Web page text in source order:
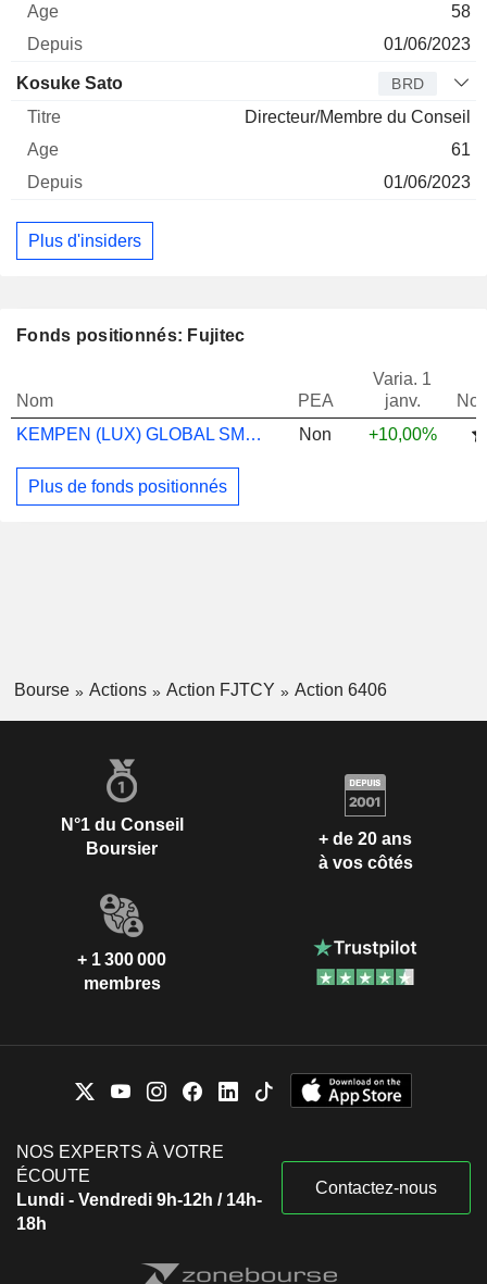
58
01/06/2023
Kosuke Sato BRD
Directeur/Membre du Conseil
61
01/06/2023
Plus d'insiders
Fonds positionnés: Fujitec
Nom PEA
Varia. 1
janv.
KEMPEN (LUX) GLOBAL SMALL-CAP I
Non +10,00%
Plus de fonds positionnés
Bourse Actions Action FJTCY Action 6406
N°1 du Conseil
Boursier
+ de 20 ans
à vos côtés
+ 1 300 000
membres
NOS EXPERTS À VOTRE
ÉCOUTE
Lundi - Vendredi 9h-12h / 14h-
18h
Contactez-nous